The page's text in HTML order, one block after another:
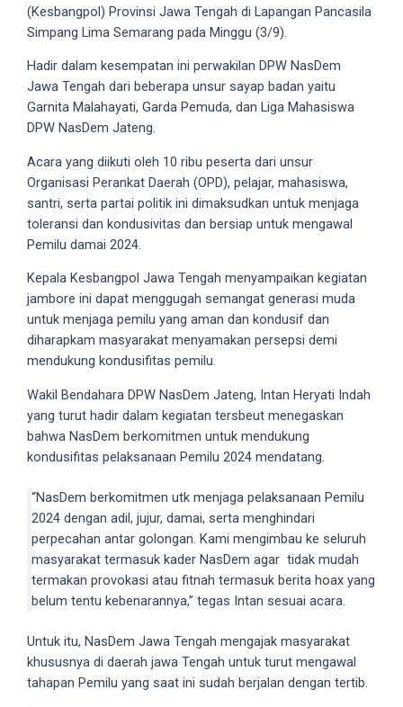
several
different
formats.
18tube
Every
porn
you
upload
processed
working
days.
You
also
use
embed
code
share
porn
other
websites.
(Kesbangpol) Provinsi Jawa Tengah di Lapangan Pancasila
Simpang Lima Semarang pada Minggu (3/9).
Hadir dalam kesempatan ini perwakilan DPW NasDem
Jawa Tengah dari beberapa unsur sayap badan yaitu
Garnita Malahayati, Garda Pemuda, dan Liga Mahasiswa
DPW NasDem Jateng.
Acara yang diikuti oleh 10 ribu peserta dari unsur
Organisasi Perankat Daerah (OPD), pelajar, mahasiswa,
santri, serta partai politik ini dimaksudkan untuk menjaga
toleransi dan kondusivitas dan bersiap untuk mengawal
Pemilu damai 2024.
Kepala Kesbangpol Jawa Tengah menyampaikan kegiatan
jambore ini dapat menggugah semangat generasi muda
untuk menjaga pemilu yang aman dan kondusif dan
diharapkam masyarakat menyamakan persepsi demi
mendukung kondusifitas pemilu.
Wakil Bendahara DPW NasDem Jateng, Intan Heryati Indah
yang turut hadir dalam kegiatan tersbeut menegaskan
bahwa NasDem berkomitmen untuk mendukung
kondusifitas pelaksanaan Pemilu 2024 mendatang.
“NasDem berkomitmen utk menjaga pelaksanaan Pemilu
2024 dengan adil, jujur, damai, serta menghindari
perpecahan antar golongan. Kami mengimbau ke seluruh
masyarakat termasuk kader NasDem agar tidak mudah
termakan provokasi atau fitnah termasuk berita hoax yang
belum tentu kebenarannya,” tegas Intan sesuai acara.
Untuk itu, NasDem Jawa Tengah mengajak masyarakat
khususnya di daerah jawa Tengah untuk turut mengawal
tahapan Pemilu yang saat ini sudah berjalan dengan tertib.